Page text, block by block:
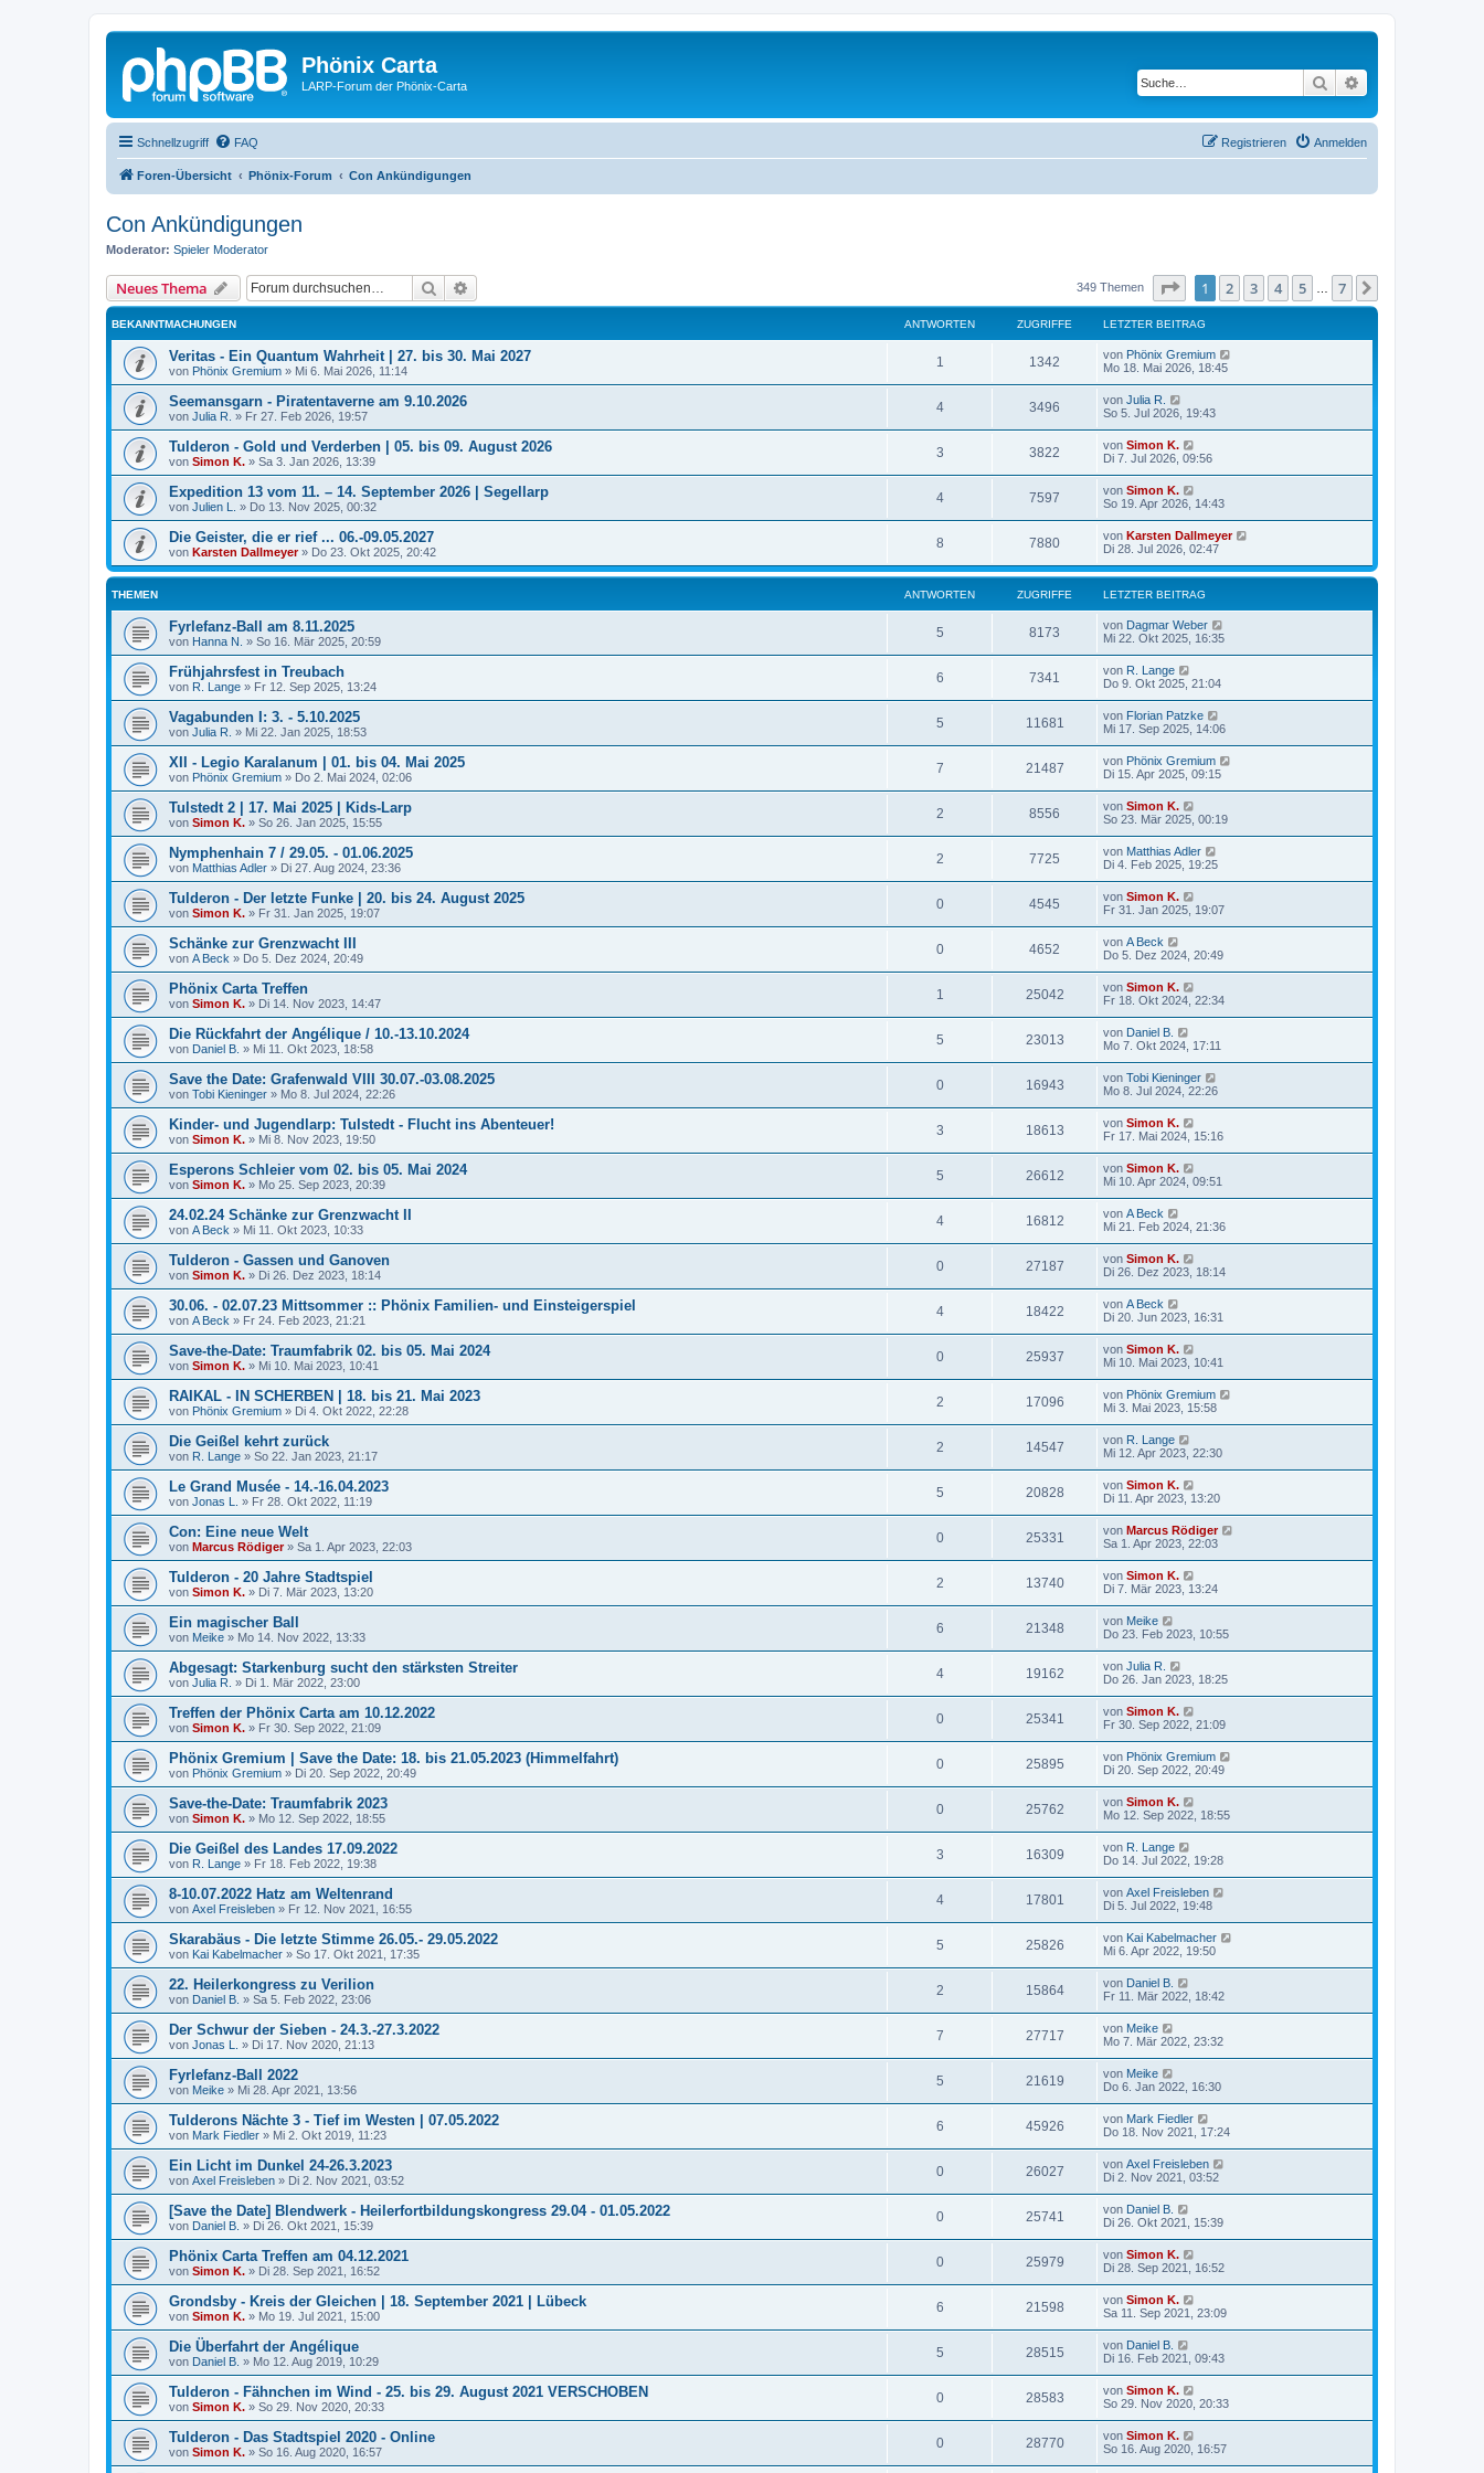
Phönix Carta
LARP-Forum der Phönix-Carta Suche
Schnellzugriff FAQ Anmelden
Registrieren
Foren-Übersicht Phönix-Forum Con Ankündigungen
Con Ankündigungen
Moderator: Spieler Moderator
Neues Thema Suche 349 Themen Seite von7
1 2 3 4 5 7
BEKANNTMACHUNGEN ANTWORTEN ZUGRIFFE LETZTER BEITRAG
Veritas - Ein Quantum Wahrheit | 27. bis 30. Mai 2027
von Phönix Gremium » Mi 6. Mai 2026, 11:14
1 1342 von Phönix Gremium
Mo 18. Mai 2026, 18:45
Seemansgarn - Piratentaverne am 9.10.2026
von Julia R. » Fr 27. Feb 2026, 19:57
4 3496 von Julia R.
So 5. Jul 2026, 19:43
Tulderon - Gold und Verderben | 05. bis 09. August 2026
von Simon K. » Sa 3. Jan 2026, 13:39
3 3822 von Simon K.
Di 7. Jul 2026, 09:56
Expedition 13 vom 11. – 14. September 2026 | Segellarp
von Julien L. » Do 13. Nov 2025, 00:32
4 7597 von Simon K.
So 19. Apr 2026, 14:43
Die Geister, die er rief ... 06.-09.05.2027
von Karsten Dallmeyer» Do 23. Okt 2025, 20:42
8 7880 von Karsten Dallmeyer
Di 28. Jul 2026, 02:47
THEMEN ANTWORTEN ZUGRIFFE LETZTER BEITRAG
Fyrlefanz-Ball am 8.11.2025
von Hanna N. » So 16. Mär 2025, 20:59
5 8173 von Dagmar Weber
Mi 22. Okt 2025, 16:35
Frühjahrsfest in Treubach
von R. Lange » Fr 12. Sep 2025, 13:24
6 7341 von R. Lange
Do 9. Okt 2025, 21:04
Vagabunden I: 3. - 5.10.2025
von Julia R. » Mi 22. Jan 2025, 18:53
5 11681 von Florian Patzke
Mi 17. Sep 2025, 14:06
XII - Legio Karalanum | 01. bis 04. Mai 2025
von Phönix Gremium » Do 2. Mai 2024, 02:06
7 21487 von Phönix Gremium
Di 15. Apr 2025, 09:15
Tulstedt 2 | 17. Mai 2025 | Kids-Larp
von Simon K. » So 26. Jan 2025, 15:55
2 8556 von Simon K.
So 23. Mär 2025, 00:19
Nymphenhain 7 / 29.05. - 01.06.2025
von Matthias Adler » Di 27. Aug 2024, 23:36
2 7725 von Matthias Adler
Di 4. Feb 2025, 19:25
Tulderon - Der letzte Funke | 20. bis 24. August 2025
von Simon K. » Fr 31. Jan 2025, 19:07
0 4545 von Simon K.
Fr 31. Jan 2025, 19:07
Schänke zur Grenzwacht III
von A Beck » Do 5. Dez 2024, 20:49
0 4652 von A Beck
Do 5. Dez 2024, 20:49
Phönix Carta Treffen
von Simon K. » Di 14. Nov 2023, 14:47
1 25042 von Simon K.
Fr 18. Okt 2024, 22:34
Die Rückfahrt der Angélique / 10.-13.10.2024
von Daniel B. » Mi 11. Okt 2023, 18:58
5 23013 von Daniel B.
Mo 7. Okt 2024, 17:11
Save the Date: Grafenwald VIII 30.07.-03.08.2025
von Tobi Kieninger » Mo 8. Jul 2024, 22:26
0 16943 von Tobi Kieninger
Mo 8. Jul 2024, 22:26
Kinder- und Jugendlarp: Tulstedt - Flucht ins Abenteuer!
von Simon K. » Mi 8. Nov 2023, 19:50
3 18613 von Simon K.
Fr 17. Mai 2024, 15:16
Esperons Schleier vom 02. bis 05. Mai 2024
von Simon K. » Mo 25. Sep 2023, 20:39
5 26612 von Simon K.
Mi 10. Apr 2024, 09:51
24.02.24 Schänke zur Grenzwacht II
von A Beck » Mi 11. Okt 2023, 10:33
4 16812 von A Beck
Mi 21. Feb 2024, 21:36
Tulderon - Gassen und Ganoven
von Simon K. » Di 26. Dez 2023, 18:14
0 27187 von Simon K.
Di 26. Dez 2023, 18:14
30.06. - 02.07.23 Mittsommer :: Phönix Familien- und Einsteigerspiel
von A Beck » Fr 24. Feb 2023, 21:21
4 18422 von A Beck
Di 20. Jun 2023, 16:31
Save-the-Date: Traumfabrik 02. bis 05. Mai 2024
von Simon K. » Mi 10. Mai 2023, 10:41
0 25937 von Simon K.
Mi 10. Mai 2023, 10:41
RAIKAL - IN SCHERBEN | 18. bis 21. Mai 2023
von Phönix Gremium » Di 4. Okt 2022, 22:28
2 17096 von Phönix Gremium
Mi 3. Mai 2023, 15:58
Die Geißel kehrt zurück
von R. Lange » So 22. Jan 2023, 21:17
2 14547 von R. Lange
Mi 12. Apr 2023, 22:30
Le Grand Musée - 14.-16.04.2023
von Jonas L. » Fr 28. Okt 2022, 11:19
5 20828 von Simon K.
Di 11. Apr 2023, 13:20
Con: Eine neue Welt
von Marcus Rödiger» Sa 1. Apr 2023, 22:03
0 25331 von Marcus Rödiger
Sa 1. Apr 2023, 22:03
Tulderon - 20 Jahre Stadtspiel
von Simon K. » Di 7. Mär 2023, 13:20
2 13740 von Simon K.
Di 7. Mär 2023, 13:24
Ein magischer Ball
von Meike » Mo 14. Nov 2022, 13:33
6 21348 von Meike
Do 23. Feb 2023, 10:55
Abgesagt: Starkenburg sucht den stärksten Streiter
von Julia R. » Di 1. Mär 2022, 23:00
4 19162 von Julia R.
Do 26. Jan 2023, 18:25
Treffen der Phönix Carta am 10.12.2022
von Simon K. » Fr 30. Sep 2022, 21:09
0 25341 von Simon K.
Fr 30. Sep 2022, 21:09
Phönix Gremium | Save the Date: 18. bis 21.05.2023 (Himmelfahrt)
von Phönix Gremium » Di 20. Sep 2022, 20:49
0 25895 von Phönix Gremium
Di 20. Sep 2022, 20:49
Save-the-Date: Traumfabrik 2023
von Simon K. » Mo 12. Sep 2022, 18:55
0 25762 von Simon K.
Mo 12. Sep 2022, 18:55
Die Geißel des Landes 17.09.2022
von R. Lange » Fr 18. Feb 2022, 19:38
3 16309 von R. Lange
Do 14. Jul 2022, 19:28
8-10.07.2022 Hatz am Weltenrand
von Axel Freisleben » Fr 12. Nov 2021, 16:55
4 17801 von Axel Freisleben
Di 5. Jul 2022, 19:48
Skarabäus - Die letzte Stimme 26.05.- 29.05.2022
von Kai Kabelmacher » So 17. Okt 2021, 17:35
5 25826 von Kai Kabelmacher
Mi 6. Apr 2022, 19:50
22. Heilerkongress zu Verilion
von Daniel B. » Sa 5. Feb 2022, 23:06
2 15864 von Daniel B.
Fr 11. Mär 2022, 18:42
Der Schwur der Sieben - 24.3.-27.3.2022
von Jonas L. » Di 17. Nov 2020, 21:13
7 27717 von Meike
Mo 7. Mär 2022, 23:32
Fyrlefanz-Ball 2022
von Meike » Mi 28. Apr 2021, 13:56
5 21619 von Meike
Do 6. Jan 2022, 16:30
Tulderons Nächte 3 - Tief im Westen | 07.05.2022
von Mark Fiedler » Mi 2. Okt 2019, 11:23
6 45926 von Mark Fiedler
Do 18. Nov 2021, 17:24
Ein Licht im Dunkel 24-26.3.2023
von Axel Freisleben » Di 2. Nov 2021, 03:52
0 26027 von Axel Freisleben
Di 2. Nov 2021, 03:52
[Save the Date] Blendwerk - Heilerfortbildungskongress 29.04 - 01.05.2022
von Daniel B. » Di 26. Okt 2021, 15:39
0 25741 von Daniel B.
Di 26. Okt 2021, 15:39
Phönix Carta Treffen am 04.12.2021
von Simon K. » Di 28. Sep 2021, 16:52
0 25979 von Simon K.
Di 28. Sep 2021, 16:52
Grondsby - Kreis der Gleichen | 18. September 2021 | Lübeck
von Simon K. » Mo 19. Jul 2021, 15:00
6 21598 von Simon K.
Sa 11. Sep 2021, 23:09
Die Überfahrt der Angélique
von Daniel B. » Mo 12. Aug 2019, 10:29
5 28515 von Daniel B.
Di 16. Feb 2021, 09:43
Tulderon - Fähnchen im Wind - 25. bis 29. August 2021 VERSCHOBEN
von Simon K. » So 29. Nov 2020, 20:33
0 28583 von Simon K.
So 29. Nov 2020, 20:33
Tulderon - Das Stadtspiel 2020 - Online
von Simon K. » So 16. Aug 2020, 16:57
0 28770 von Simon K.
So 16. Aug 2020, 16:57